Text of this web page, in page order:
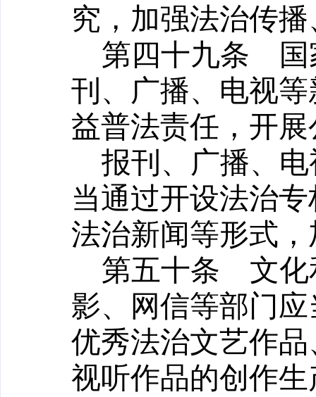
究，加强法治传
第四十九条 国
刊、广播、电视
益普法责任，开
报刊、广播、
当通过开设法治
法治新闻等形式
第五十条 文化
影、网信等部门
优秀法治文艺作
视听作品的创作